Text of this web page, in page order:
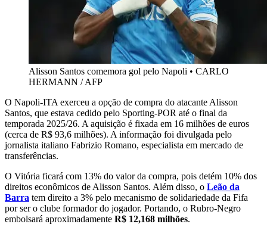
Alisson Santos comemora gol pelo Napoli • CARLO
HERMANN / AFP
O Napoli-ITA exerceu a opção de compra do atacante Alisson
Santos, que estava cedido pelo Sporting-POR até o final da
temporada 2025/26. A aquisição é fixada em 16 milhões de euros
(cerca de R$ 93,6 milhões). A informação foi divulgada pelo
jornalista italiano Fabrizio Romano, especialista em mercado de
transferências.
O Vitória ficará com 13% do valor da compra, pois detém 10% dos
direitos econômicos de Alisson Santos. Além disso, o Leão da
Barra tem direito a 3% pelo mecanismo de solidariedade da Fifa
por ser o clube formador do jogador. Portando, o Rubro-Negro
embolsará aproximadamente R$ 12,168 milhões.